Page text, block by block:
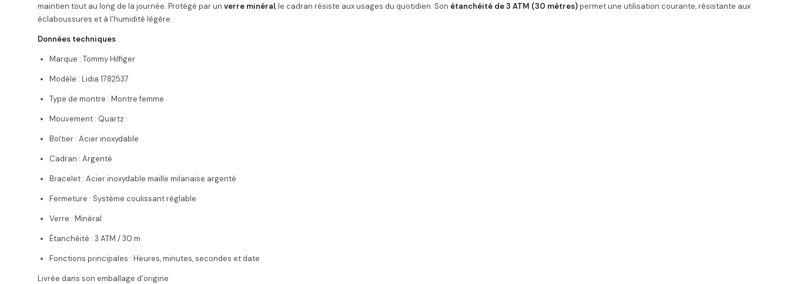
maintien tout au long de la journée. Protégé par un verre minéral, le cadran résiste aux usages du quotidien. Son étanchéité de 3 ATM (30 mètres)permet une utilisation courante, résistante aux
éclaboussures et à l’humidité légère.
Données techniques
Marque : Tommy Hilfiger
Modèle : Lidia 1782537
Type de montre : Montre femme
Mouvement : Quartz
Boîtier : Acier inoxydable
Cadran : Argenté
Bracelet : Acier inoxydable maille milanaise argenté
Fermeture : Système coulissant réglable
Verre : Minéral
Étanchéité : 3 ATM / 30 m
Fonctions principales : Heures, minutes, secondes et date
Livrée dans son emballage d’origine